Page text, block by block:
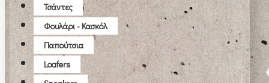
Τσάντες
Φουλάρι - Κασκόλ
Παπούτσια
Loafers